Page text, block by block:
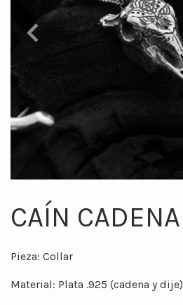
Previous
CAÍN CADENA
Pieza: Collar
Material: Plata .925 (cadena y dije)